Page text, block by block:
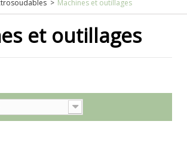
> Machines et outillages
et outillages